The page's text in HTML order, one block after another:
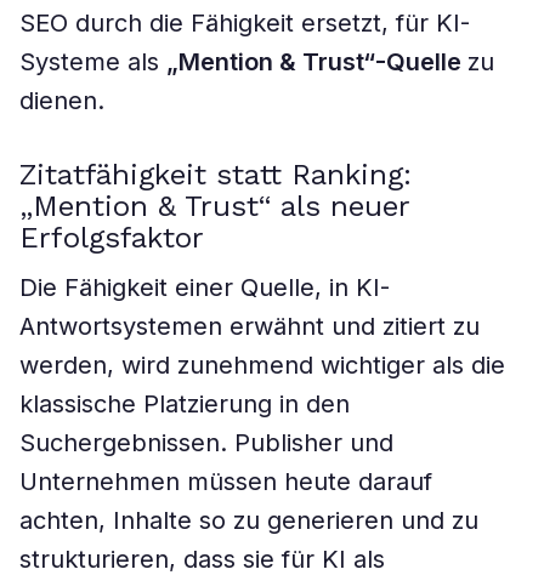
SEO durch die Fähigkeit ersetzt, für KI-
Systeme als „Mention & Trust“-Quelle zu
dienen.
Zitatfähigkeit statt Ranking:
„Mention & Trust“ als neuer
Erfolgsfaktor
Die Fähigkeit einer Quelle, in KI-
Antwortsystemen erwähnt und zitiert zu
werden, wird zunehmend wichtiger als die
klassische Platzierung in den
Suchergebnissen. Publisher und
Unternehmen müssen heute darauf
achten, Inhalte so zu generieren und zu
strukturieren, dass sie für KI als